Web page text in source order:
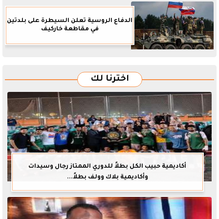
الدفاع الروسية تعلن السيطرة على بلدتين
في مقاطعة خاركيف
اخترنا لك
أكاديمية حبيب الكل بطلاً للدوري الممتاز رجال وسيدات
وأكاديمية بلاك وولف بطلاً...